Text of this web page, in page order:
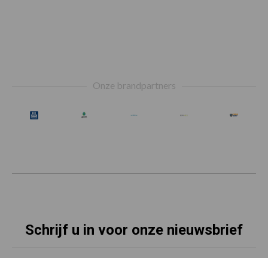
Onze brandpartners
Schrijf u in voor onze nieuwsbrief